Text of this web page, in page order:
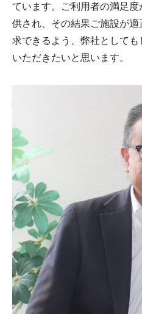
ています。ご利用者の満足
供され、その結果ご施設が
求できるよう、弊社として
いただきたいと思います。